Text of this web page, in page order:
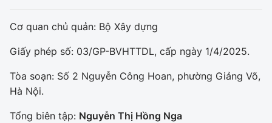
Cơ quan chủ quản: Bộ Xây dựng
Giấy phép số: 03/GP-BVHTTDL, cấp ngày 1/4/2025.
Tòa soạn: Số 2 Nguyễn Công Hoan, phường Giảng Võ,
Hà Nội.
Tổng biên tập: Nguyễn Thị Hồng Nga